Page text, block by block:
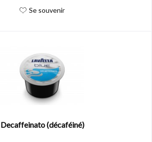
Se souvenir
Decaffeinato (décaféiné)